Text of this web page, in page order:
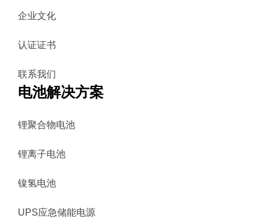
企业文化
认证证书
联系我们
电池解决方案
锂聚合物电池
锂离子电池
镍氢电池
UPS应急储能电源